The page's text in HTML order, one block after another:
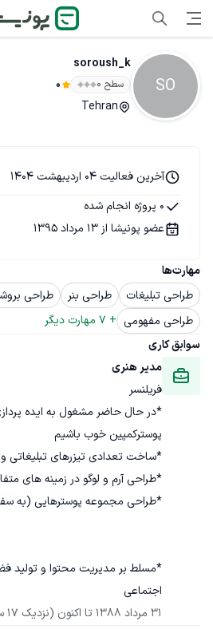
SO
soroush_k
سطح ۰ 0
Tehran
مهارت‌ها
طراحی تبلیغات
طراحی بنر طراحی
طراحی مفهومی +
7 مهارت دیگر
سوابق کاری
مدیر هنری
فریلنسر
*در حال حاضر مشغول به ایده
*مسلط بر مدیریت محتوا و تولید
اجتماعی
31 مرداد 1388
تا اکنون (نزدیک 17 سال)
آخرین فعالیت 04 اردیبهشت 1404
0 پروژه انجام شده
عضو پونیشا از 13 مرداد 1395